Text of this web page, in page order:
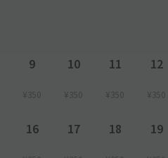
9
¥350
10
¥350
11
¥350
12
¥350
16 17 18 19